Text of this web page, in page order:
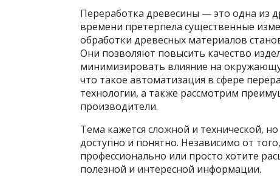
Переработка древесины — это одна из
времени претерпела существенные
обработки древесных материалов
Они позволяют повысить качество
минимизировать влияние на
что такое автоматизация в сфере
технологии, а также рассмотрим
производители.
Тема кажется сложной и технической,
доступно и понятно. Независимо от
профессионально или просто хотите
полезной и интересной информации.